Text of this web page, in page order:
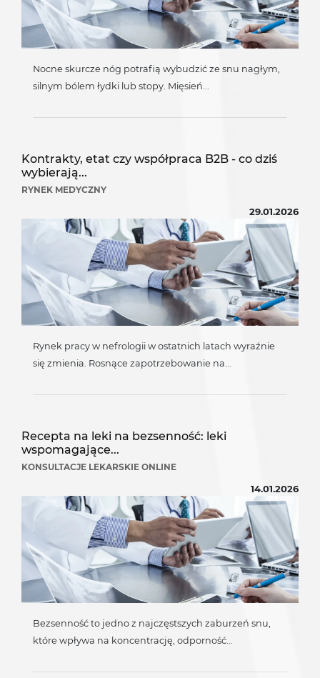
Nocne skurcze nóg potrafią wybudzić ze snu nagłym,
silnym bólem łydki lub stopy. Mięsień...
Kontrakty, etat czy współpraca B2B - co dziś
wybierają...
RYNEK MEDYCZNY
29.01.2026
Rynek pracy w nefrologii w ostatnich latach wyraźnie
się zmienia. Rosnące zapotrzebowanie na...
Recepta na leki na bezsenność: leki
wspomagające...
KONSULTACJE LEKARSKIE ONLINE
14.01.2026
Bezsenność to jedno z najczęstszych zaburzeń snu,
które wpływa na koncentrację, odporność...